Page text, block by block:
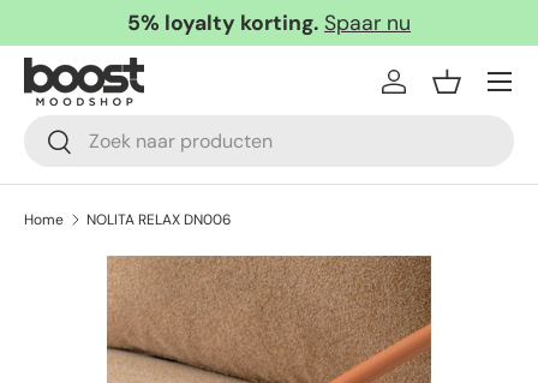
Ga naar inhoud
5% loyalty korting. Spaar nu
Zoeken
Zoeken
InloggenMandje
Menu
Home NOLITA RELAX DN006
Afbeelding 12 is nu beschikbaar in gallerij-weergave